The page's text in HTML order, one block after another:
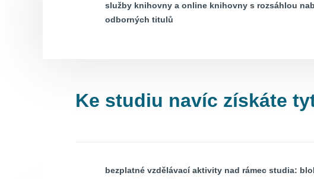
služby knihovny a online knihovny s rozsáhlou
odborných titulů
Ke studiu navíc získáte
bezplatné vzdělávací aktivity nad rámec studia: